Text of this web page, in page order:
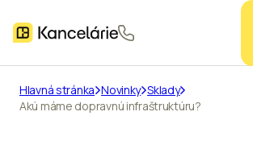
Hlavná stránka Novinky Sklady
Akú máme dopravnú infraštruktúru?